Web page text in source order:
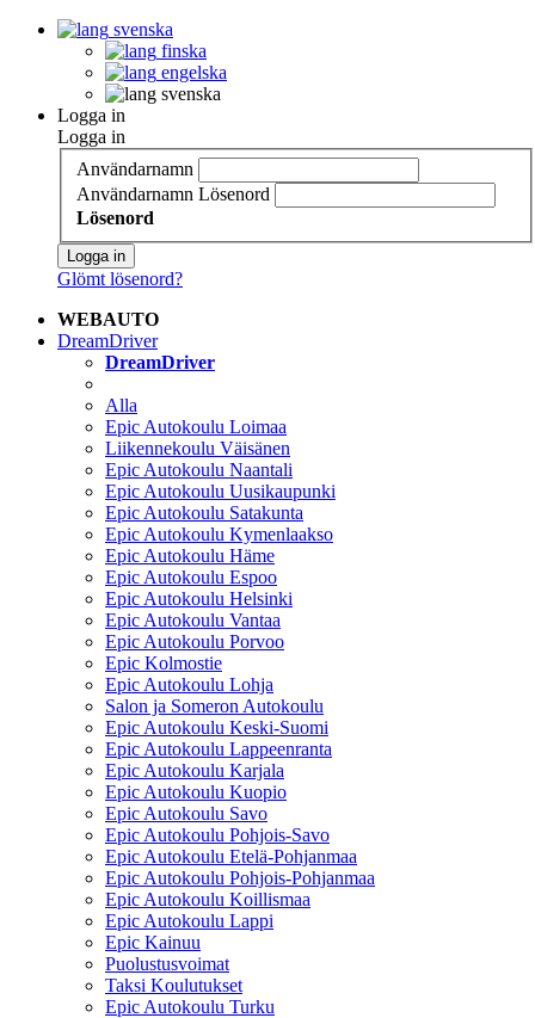
svenska
finska
engelska
svenska
Logga in
Logga in
Användarnamn
Användarnamn Lösenord
Lösenord
Logga in
Glömt lösenord?
WEBAUTO
DreamDriver
DreamDriver
Alla
Epic Autokoulu Loimaa
Liikennekoulu Väisänen
Epic Autokoulu Naantali
Epic Autokoulu Uusikaupunki
Epic Autokoulu Satakunta
Epic Autokoulu Kymenlaakso
Epic Autokoulu Häme
Epic Autokoulu Espoo
Epic Autokoulu Helsinki
Epic Autokoulu Vantaa
Epic Autokoulu Porvoo
Epic Kolmostie
Epic Autokoulu Lohja
Salon ja Someron Autokoulu
Epic Autokoulu Keski-Suomi
Epic Autokoulu Lappeenranta
Epic Autokoulu Karjala
Epic Autokoulu Kuopio
Epic Autokoulu Savo
Epic Autokoulu Pohjois-Savo
Epic Autokoulu Etelä-Pohjanmaa
Epic Autokoulu Pohjois-Pohjanmaa
Epic Autokoulu Koillismaa
Epic Autokoulu Lappi
Epic Kainuu
Puolustusvoimat
Taksi Koulutukset
Epic Autokoulu Turku